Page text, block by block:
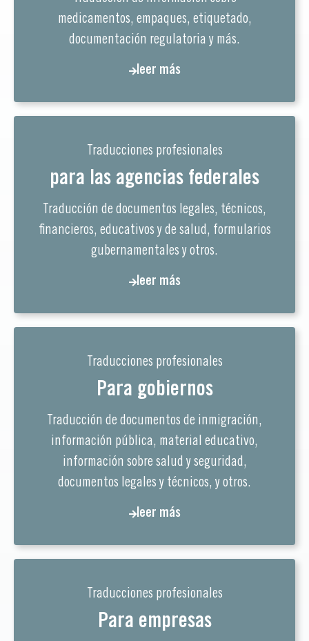
medicamentos, empaques, etiquetado,
documentación regulatoria y más.
leer más
Traducciones profesionales
para las agencias federales
Traducción de documentos legales, técnicos,
financieros, educativos y de salud, formularios
gubernamentales y otros.
leer más
Traducciones profesionales
Para gobiernos
Traducción de documentos de inmigración,
información pública, material educativo,
información sobre salud y seguridad,
documentos legales y técnicos, y otros.
leer más
Traducciones profesionales
Para empresas